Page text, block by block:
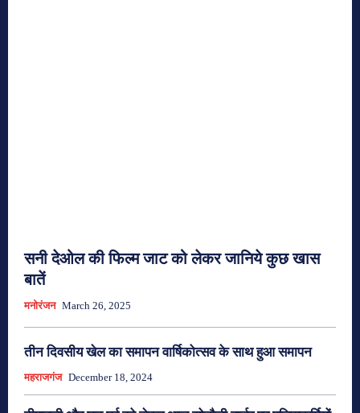
सनी देओल की फिल्म जाट को लेकर जानिये कुछ खास
बातें
मनोरंजन March 26, 2025
तीन दिवसीय खेल का समापन वार्षिकोत्सव के साथ हुआ समापन
महराजगंज December 18, 2024